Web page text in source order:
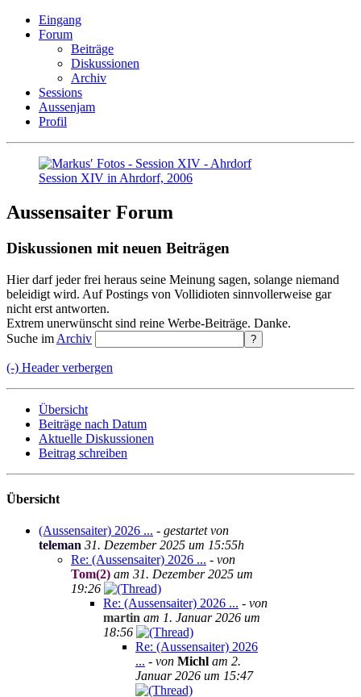
Eingang
Forum
Beiträge
Diskussionen
Archiv
Sessions
Aussenjam
Profil
Session XIV in Ahrdorf, 2006
Aussensaiter Forum
Diskussionen mit neuen Beiträgen
Hier darf jeder frei heraus seine Meinung sagen, solange niemand
beleidigt wird. Auf Postings von Vollidioten sinnvollerweise gar
nicht erst antworten.
Extrem unerwünscht sind reine Werbe-Beiträge. Danke.
Suche im Archiv
(-) Header verbergen
Übersicht
Beiträge nach Datum
Aktuelle Diskussionen
Beitrag schreiben
Übersicht
(Aussensaiter) 2026 ... - gestartet von
teleman 31. Dezember 2025 um 15:55h
Re: (Aussensaiter) 2026 ... - von
Tom(2) am 31. Dezember 2025 um
19:26
Re: (Aussensaiter) 2026 ... - von
martin am 1. Januar 2026 um
18:56
Re: (Aussensaiter) 2026
... - von Michl am 2.
Januar 2026 um 15:47